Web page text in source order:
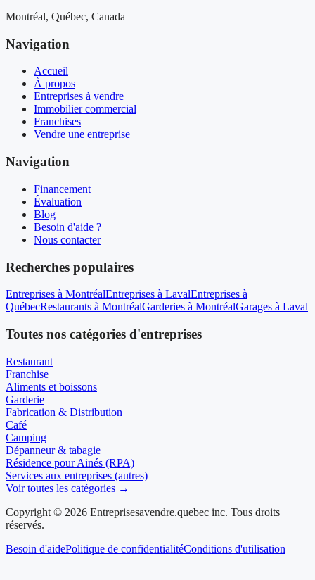
Montréal, Québec, Canada
Navigation
Accueil
À propos
Entreprises à vendre
Immobilier commercial
Franchises
Vendre une entreprise
Navigation
Financement
Évaluation
Blog
Besoin d'aide ?
Nous contacter
Recherches populaires
Entreprises à MontréalEntreprises à LavalEntreprises à
QuébecRestaurants à MontréalGarderies à MontréalGarages à Laval
Toutes nos catégories d'entreprises
Restaurant
Franchise
Aliments et boissons
Garderie
Fabrication & Distribution
Café
Camping
Dépanneur & tabagie
Résidence pour Ainés (RPA)
Services aux entreprises (autres)
Voir toutes les catégories →
Copyright © 2026 Entreprisesavendre.quebec inc. Tous droits
réservés.
Besoin d'aidePolitique de confidentialitéConditions d'utilisation